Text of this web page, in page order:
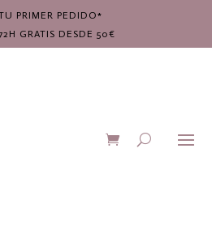
PRIMER PEDIDO*
GRATIS DESDE 50€